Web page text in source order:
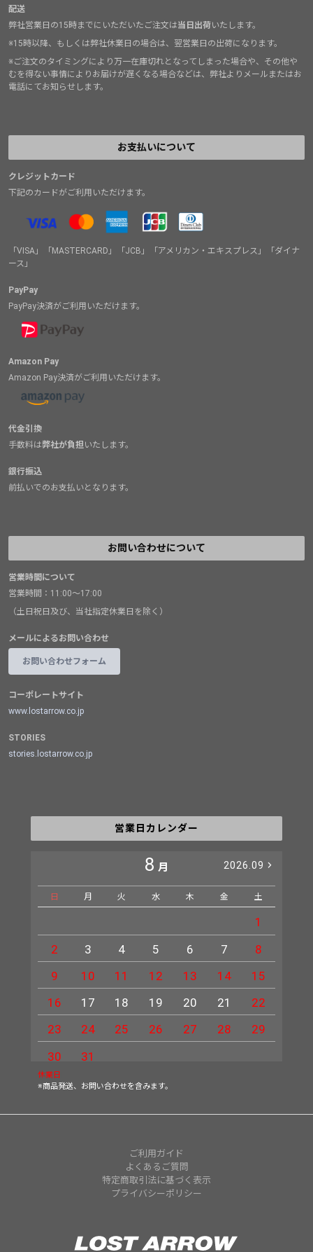
配送
弊社営業日の15時までにいただいたご注文は当日出荷いたします。
※15時以降、もしくは弊社休業日の場合は、翌営業日の出荷になります。
※ご注文のタイミングにより万一在庫切れとなってしまった場合や、その他や
むを得ない事情によりお届けが遅くなる場合などは、弊社よりメールまたはお
電話にてお知らせします。
お支払いについて
クレジットカード
下記のカードがご利用いただけます。
「VISA」「MASTERCARD」「JCB」「アメリカン・エキスプレス」「ダイナ
ース」
PayPay
PayPay決済がご利用いただけます。
Amazon Pay
Amazon Pay決済がご利用いただけます。
代金引換
手数料は弊社が負担いたします。
銀行振込
前払いでのお支払いとなります。
お問い合わせについて
営業時間について
営業時間：11:00～17:00
（土日祝日及び、当社指定休業日を除く）
メールによるお問い合わせ
お問い合わせフォーム
コーポレートサイト
www.lostarrow.co.jp
STORIES
stories.lostarrow.co.jp
営業日カレンダー
8 月 2026.09
日 月 火 水 木 金 土
1
2
3 4 5 6 7
8
9
10 11 12 13 14
15
16
17 18 19 20 21
22
23
24 25 26 27 28
29
30
31
休業日
※商品発送、お問い合わせを含みます。
ご利用ガイド
よくあるご質問
特定商取引法に基づく表示
プライバシーポリシー